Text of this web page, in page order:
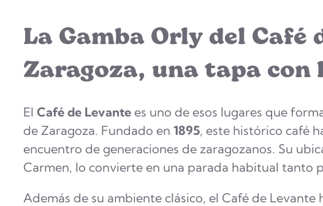
La Gamba Orly del Café
Zaragoza, una tapa
El Café de Levante es uno de esos lugares que
de Zaragoza. Fundado en 1895, este histórico café
encuentro de generaciones de zaragozanos. Su
Carmen, lo convierte en una parada habitual tanto
Además de su ambiente clásico, el Café de